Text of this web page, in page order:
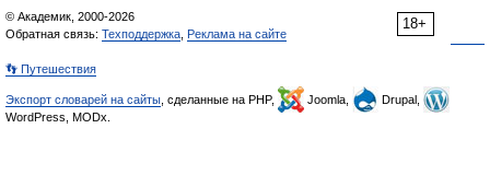
18+
© Академик, 2000-2026
Обратная связь: Техподдержка Реклама на сайте
👣 Путешествия
Экспорт словарей на сайты , сделанные на PHP, Joomla,
Drupal,
WordPress, MODx.